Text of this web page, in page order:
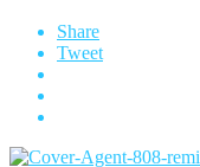
Share
Tweet